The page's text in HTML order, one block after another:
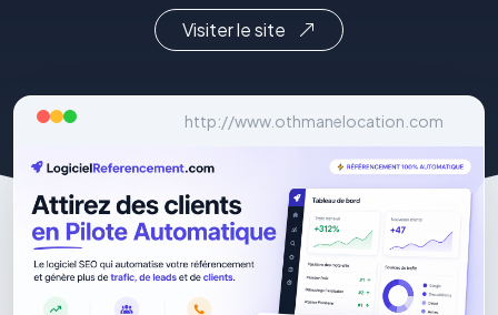
Visiter le site
http://www.othmanelocation.com